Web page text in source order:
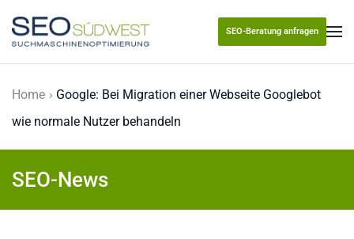
Skip to main content
SEO-Beratung anfragen
Home
Google: Bei Migration einer Webseite Googlebot
wie normale Nutzer behandeln
SEO-News